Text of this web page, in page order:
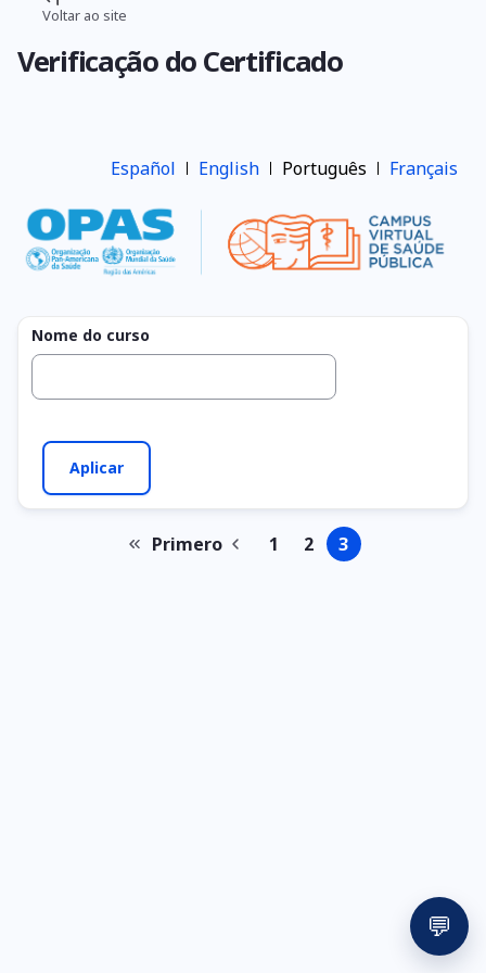
Pular
ode
Voltar ao site
Verificação do Certificado
Español English Português Français
Nome do curso
Paginação Primeira
Primero PáginaPágina
1 Página
2 Página
3
💬